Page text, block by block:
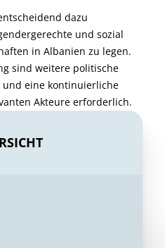
dazu
und sozial
in Albanien zu legen.
sind weitere politische
eine kontinuierliche
Akteure erforderlich.